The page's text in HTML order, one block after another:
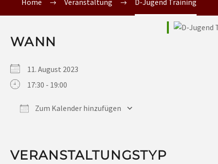
Home Veranstaltung D-Jugend Training
WANN
11. August 2023
17:30 - 19:00
Zum Kalender hinzufügen
VERANSTALTUNGSTYP